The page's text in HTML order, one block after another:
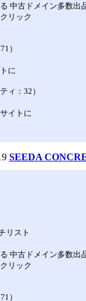
中古ドメイン多数出
リック
）
に
ィ：32）
イトに
SEEDA
リスト
中古ドメイン多数出
リック
）